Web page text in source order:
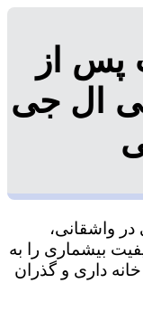
پس از
ال جی
واشقانی،
بیشماری را به
داری و گذران